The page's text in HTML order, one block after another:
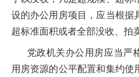
设的办公用房项目，应当根据
超标准面积或者全部没收、拍
党政机关办公用房应当严
用房资源的公平配置和集约使